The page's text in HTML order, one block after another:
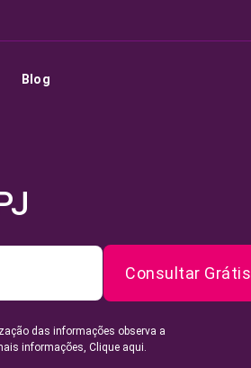
Blog
Consultar Grátis
das informações observa a
informações, Clique aqui.